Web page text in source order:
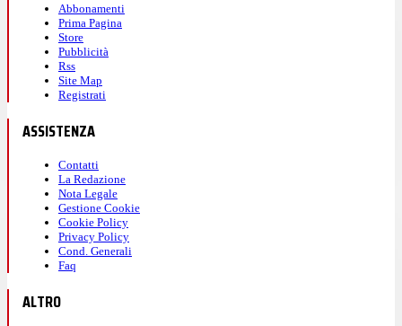
Abbonamenti
Prima Pagina
Store
Pubblicità
Rss
Site Map
Registrati
ASSISTENZA
Contatti
La Redazione
Nota Legale
Gestione Cookie
Cookie Policy
Privacy Policy
Cond. Generali
Faq
ALTRO